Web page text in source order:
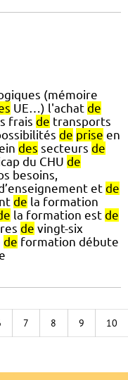
(mémoire
UE…) l'achat de
frais de transports
de prise en
des secteurs de
du CHU de
besoins,
et de
de la formation
la formation est de
de vingt-six
de formation débute
7 8 9 10